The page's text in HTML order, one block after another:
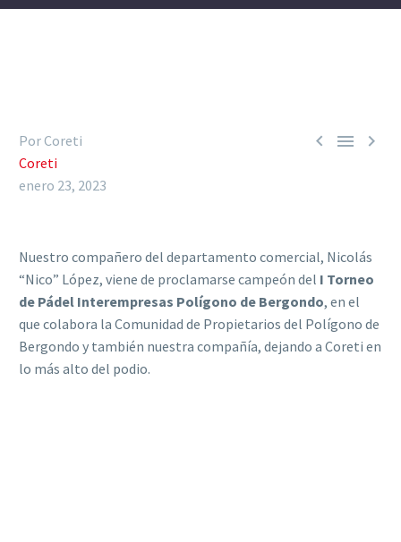
  
Por Coreti
Coreti
enero 23, 2023
Nuestro compañero del departamento comercial, Nicolás
“Nico” López, viene de proclamarse campeón del I Torneo
de Pádel Interempresas Polígono de Bergondo, en el
que colabora la Comunidad de Propietarios del Polígono de
Bergondo y también nuestra compañía, dejando a Coreti en
lo más alto del podio.